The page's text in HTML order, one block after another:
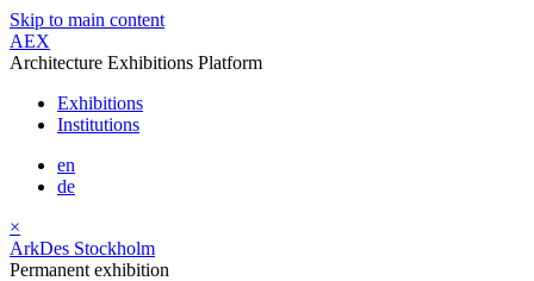
Skip to main content
AEX
Architecture Exhibitions Platform
Exhibitions
Institutions
en
de
×
ArkDes Stockholm
Permanent exhibition